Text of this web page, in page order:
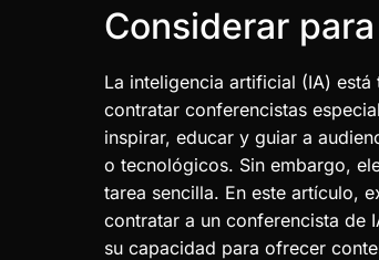
Considerar
La inteligencia artificial (IA)
contratar conferencistas
inspirar, educar y guiar a
o tecnológicos. Sin embargo,
tarea sencilla. En este artículo,
contratar a un conferencista de
su capacidad para ofrecer